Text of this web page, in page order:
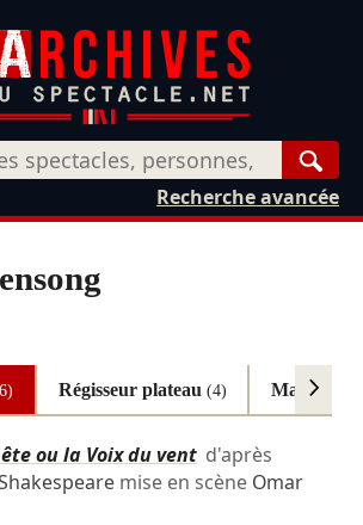
Recherche avancée
Régisseur plateau (4)
ou la Voix du ventd'après
mise en scène Omar